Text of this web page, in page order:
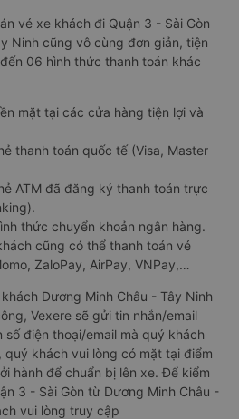
vé xe khách đi Quận 3 - Sài Gòn
Ninh cũng vô cùng đơn giản, tiện
06 hình thức thanh toán khác
mặt tại các cửa hàng tiện lợi và
thanh toán quốc tế (Visa, Master
ATM đã đăng ký thanh toán trực
thức chuyển khoản ngân hàng.
cũng có thể thanh toán vé
ZaloPay, AirPay, VNPay,…
Dương Minh Châu - Tây Ninh
Vexere sẽ gửi tin nhắn/email
điện thoại/email mà quý khách
khách vui lòng có mặt tại điểm
hành để chuẩn bị lên xe. Để kiểm
3 - Sài Gòn từ Dương Minh Châu -
vui lòng truy cập